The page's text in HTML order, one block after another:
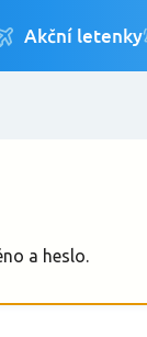
a heslo.